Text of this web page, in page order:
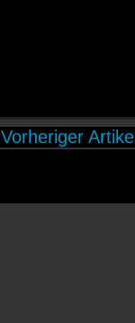
Vorheriger Artikel